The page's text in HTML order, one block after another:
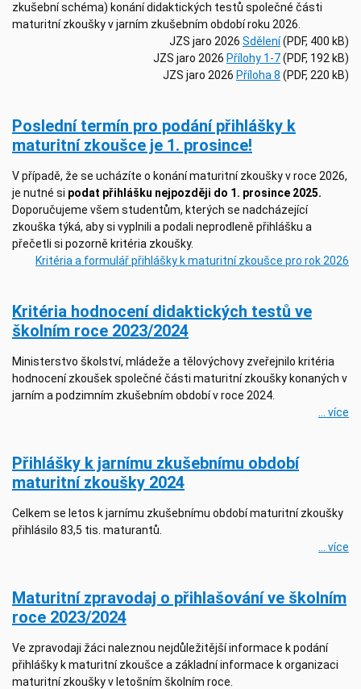
zkušební schéma) konání didaktických testů společné části
maturitní zkoušky v jarním zkušebním období roku 2026.
JZS jaro 2026 Sdělení(PDF, 400 kB)
JZS jaro 2026 Přílohy 1-7(PDF, 192 kB)
JZS jaro 2026 Příloha 8 (PDF, 220 kB)
Poslední termín pro podání přihlášky k
maturitní zkoušce je 1. prosince!
V případě, že se ucházíte o konání maturitní zkoušky v roce 2026,
je nutné si podat přihlášku nejpozději do 1. prosince 2025.
Doporučujeme všem studentům, kterých se nadcházející
zkouška týká, aby si vyplnili a podali neprodleně přihlášku a
přečetli si pozorně kritéria zkoušky.
Kritéria a formulář přihlášky k maturitní zkoušce pro rok 2026
Kritéria hodnocení didaktických testů ve
školním roce 2023/2024
Ministerstvo školství, mládeže a tělovýchovy zveřejnilo kritéria
hodnocení zkoušek společné části maturitní zkoušky konaných v
jarním a podzimním zkušebním období v roce 2024.
... více
Přihlášky k jarnímu zkušebnímu období
maturitní zkoušky 2024
Celkem se letos k jarnímu zkušebnímu období maturitní zkoušky
přihlásilo 83,5 tis. maturantů.
... více
Maturitní zpravodaj o přihlašování ve školním
roce 2023/2024
Ve zpravodaji žáci naleznou nejdůležitější informace k podání
přihlášky k maturitní zkoušce a základní informace k organizaci
maturitní zkoušky v letošním školním roce.